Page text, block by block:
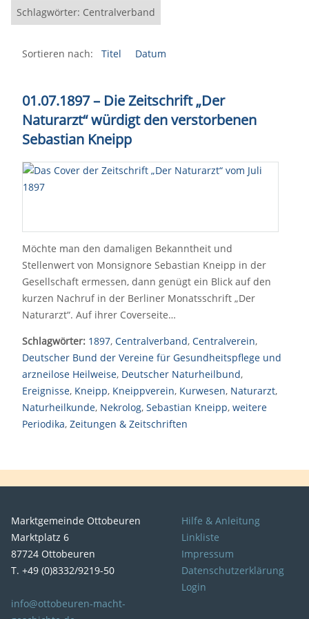
Schlagwörter: Centralverband
Sortieren nach: Titel Datum
01.07.1897 – Die Zeitschrift „Der
Naturarzt“ würdigt den verstorbenen
Sebastian Kneipp
Möchte man den damaligen Bekanntheit und
Stellenwert von Monsignore Sebastian Kneipp in der
Gesellschaft ermessen, dann genügt ein Blick auf den
kurzen Nachruf in der Berliner Monatsschrift „Der
Naturarzt“. Auf ihrer Coverseite…
Schlagwörter: 1897, Centralverband, Centralverein,
Deutscher Bund der Vereine für Gesundheitspflege und
arzneilose Heilweise, Deutscher Naturheilbund,
Ereignisse, Kneipp, Kneippverein, Kurwesen, Naturarzt,
Naturheilkunde, Nekrolog, Sebastian Kneipp, weitere
Periodika, Zeitungen & Zeitschriften
Marktgemeinde Ottobeuren
Marktplatz 6
87724 Ottobeuren
T. +49 (0)8332/9219-50
info@ottobeuren-macht-
Hilfe & Anleitung
Linkliste
Impressum
Datenschutzerklärung
Login